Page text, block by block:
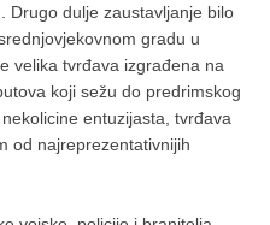
Drugo dulje zaustavljanje bilo
gradu u
velika tvrđava izgrađena na
koji sežu do predrimskog
entuzijasta, tvrđava
od najreprezentativnijih